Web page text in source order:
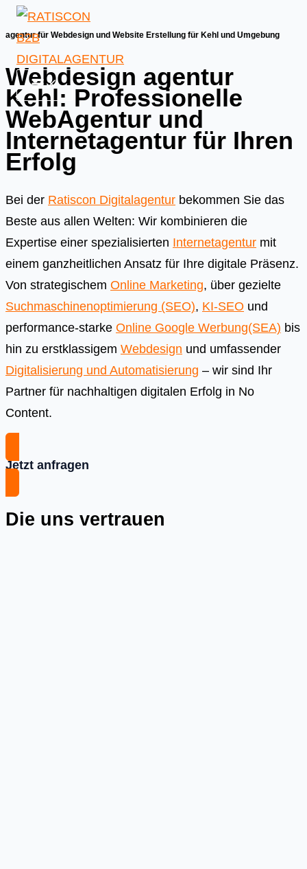
Skip
to
content
agentur für Webdesign und Website Erstellung für Kehl und Umgebung
Webdesign agentur
Kehl: Professionelle
WebAgentur und
Internetagentur für Ihren
Erfolg
Bei der Ratiscon Digitalagentur bekommen Sie das
Beste aus allen Welten: Wir kombinieren die
Expertise einer spezialisierten Internetagentur mit
einem ganzheitlichen Ansatz für Ihre digitale Präsenz.
Von strategischem Online Marketing, über gezielte
Suchmaschinenoptimierung (SEO), KI-SEO und
performance-starke Online Google Werbung(SEA) bis
hin zu erstklassigem Webdesign und umfassender
Digitalisierung und Automatisierung – wir sind Ihr
Partner für nachhaltigen digitalen Erfolg in No
Content.
Jetzt anfragen
Die uns vertrauen